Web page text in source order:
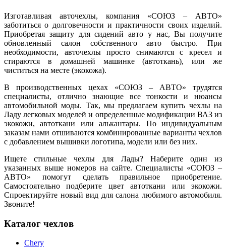
Изготавливая авточехлы, компания «СОЮЗ – АВТО»
заботиться о долговечности и практичности своих изделий.
Приобретая защиту для сидений авто у нас, Вы получите
обновленный салон собственного авто быстро. При
необходимости, авточехлы просто снимаются с кресел и
стираются в домашней машинке (автоткань), или же
чиститься на месте (экокожа).
В производственных цехах «СОЮЗ – АВТО» трудятся
специалисты, отлично знающие все тонкости и нюансы
автомобильной моды. Так, мы предлагаем купить чехлы на
Ладу легковых моделей и определенные модификации ВАЗ из
экокожи, автоткани или алькантары. По индивидуальным
заказам нами отшиваются комбинированные варианты чехлов
с добавлением вышивки логотипа, модели или без них.
Ищете стильные чехлы для Лады? Наберите один из
указанных выше номеров на сайте. Специалисты «СОЮЗ –
АВТО» помогут сделать правильное приобретение.
Самостоятельно подберите цвет автоткани или экокожи.
Спроектируйте новый вид для салона любимого автомобиля.
Звоните!
Каталог чехлов
Chery